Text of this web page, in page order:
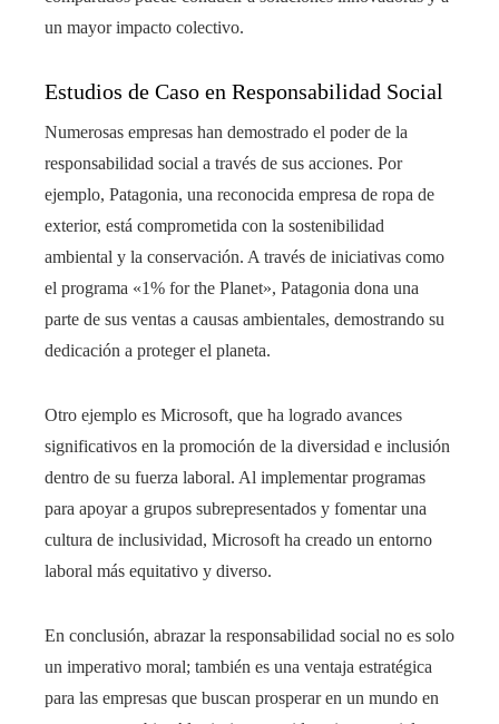
un mayor impacto colectivo.
Estudios de Caso en Responsabilidad Social
Numerosas empresas han demostrado el poder de la
responsabilidad social a través de sus acciones. Por
ejemplo, Patagonia, una reconocida empresa de ropa de
exterior, está comprometida con la sostenibilidad
ambiental y la conservación. A través de iniciativas como
el programa «1% for the Planet», Patagonia dona una
parte de sus ventas a causas ambientales, demostrando su
dedicación a proteger el planeta.
Otro ejemplo es Microsoft, que ha logrado avances
significativos en la promoción de la diversidad e inclusión
dentro de su fuerza laboral. Al implementar programas
para apoyar a grupos subrepresentados y fomentar una
cultura de inclusividad, Microsoft ha creado un entorno
laboral más equitativo y diverso.
En conclusión, abrazar la responsabilidad social no es solo
un imperativo moral; también es una ventaja estratégica
para las empresas que buscan prosperar en un mundo en